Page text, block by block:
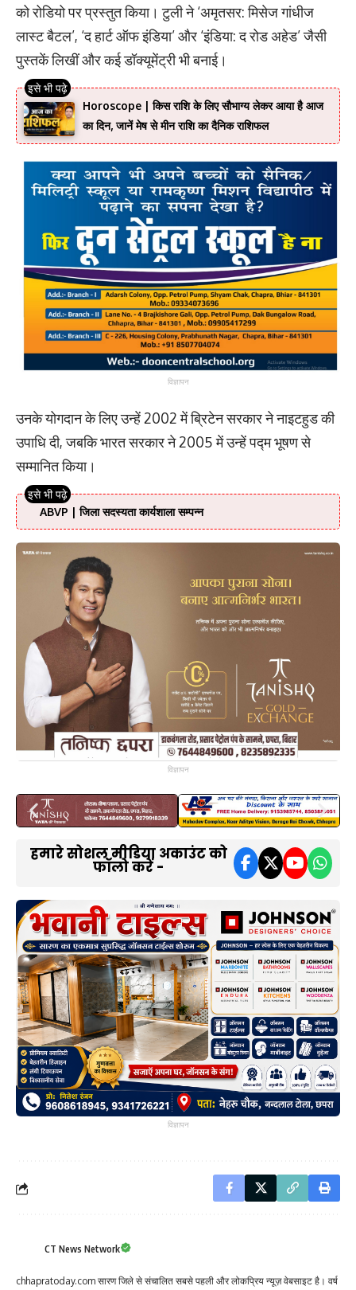
को रोडियो पर प्रस्तुत किया। टुली ने ‘अमृतसर: मिसेज गांधीज
लास्ट बैटल’, ‘द हार्ट ऑफ इंडिया’ और ‘इंडिया: द रोड अहेड’ जैसी
पुस्तकें लिखीं और कई डॉक्यूमेंट्री भी बनाई।
Horoscope | किस राशि के लिए सौभाग्य लेकर आया है आज
का दिन, जानें मेष से मीन राशि का दैनिक राशिफल
विज्ञापन
उनके योगदान के लिए उन्हें 2002 में ब्रिटेन सरकार ने नाइटहुड की
उपाधि दी, जबकि भारत सरकार ने 2005 में उन्हें पद्म भूषण से
सम्मानित किया।
ABVP | जिला सदस्यता कार्यशाला सम्पन्न
विज्ञापन
हमारे सोशल मीडिया अकाउंट को
फॉलो करें -
विज्ञापन
CT News Network
chhapratoday.com सारण जिले से संचालित सबसे पहली और लोकप्रिय न्यूज़ वेबसाइट है। वर्ष